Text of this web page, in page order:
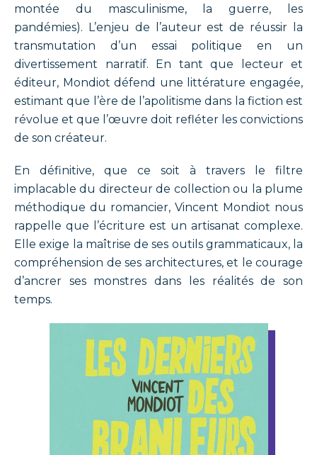
montée du masculinisme, la guerre, les
pandémies). L’enjeu de l’auteur est de réussir la
transmutation d’un essai politique en un
divertissement narratif. En tant que lecteur et
éditeur, Mondiot défend une littérature engagée,
estimant que l’ère de l’apolitisme dans la fiction est
révolue et que l’œuvre doit refléter les convictions
de son créateur.
En définitive, que ce soit à travers le filtre
implacable du directeur de collection ou la plume
méthodique du romancier, Vincent Mondiot nous
rappelle que l’écriture est un artisanat complexe.
Elle exige la maîtrise de ses outils grammaticaux, la
compréhension de ses architectures, et le courage
d’ancrer ses monstres dans les réalités de son
temps.